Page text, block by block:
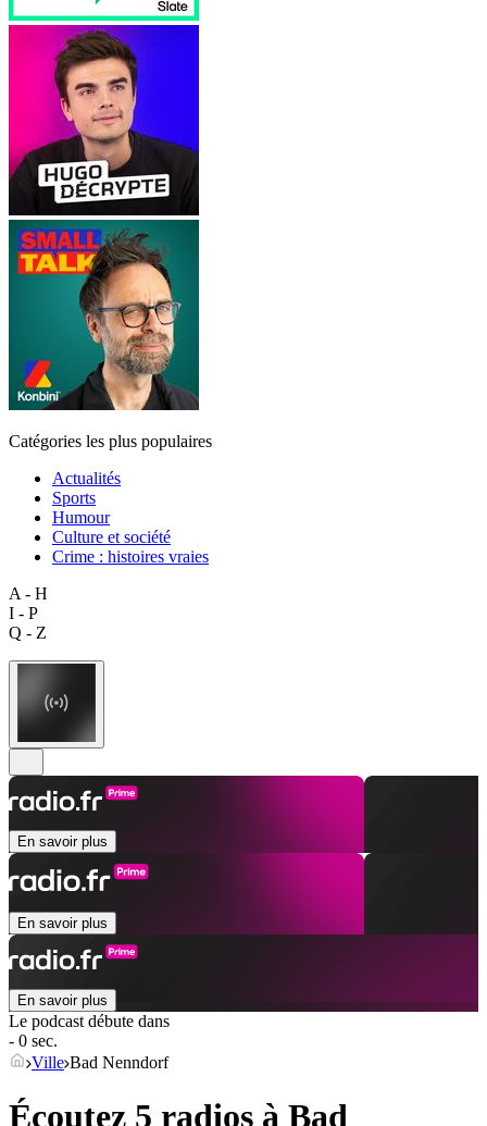
Catégories les plus populaires
Actualités
Sports
Humour
Culture et société
Crime : histoires vraies
A - H
I - P
Q - Z
En savoir plus
En savoir plus
En savoir plus
Le podcast débute dans
- 0 sec.
Ville Bad Nenndorf
Écoutez 5 radios à Bad